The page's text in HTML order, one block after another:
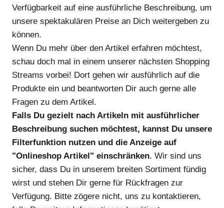
Verfügbarkeit auf eine ausführliche Beschreibung, um
unsere spektakulären Preise an Dich weitergeben zu
können.
Wenn Du mehr über den Artikel erfahren möchtest,
schau doch mal in einem unserer nächsten Shopping
Streams vorbei! Dort gehen wir ausführlich auf die
Produkte ein und beantworten Dir auch gerne alle
Fragen zu dem Artikel.
Falls Du gezielt nach Artikeln mit ausführlicher
Beschreibung suchen möchtest, kannst Du unsere
Filterfunktion nutzen und die Anzeige auf
"Onlineshop Artikel" einschränken. Wir sind uns
sicher, dass Du in unserem breiten Sortiment fündig
wirst und stehen Dir gerne für Rückfragen zur
Verfügung. Bitte zögere nicht, uns zu kontaktieren,